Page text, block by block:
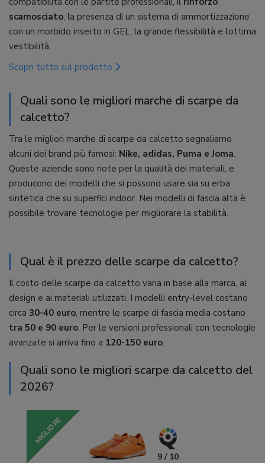
scamosciato, la presenza di un sistema di ammortizzazione
con un morbido inserto in GEL, la grande flessibilità e l’ottima
vestibilità.
Scopri tutto sul prodotto
Quali sono le migliori marche di scarpe da
calcetto?
Tra le migliori marche di scarpe da calcetto segnaliamo
alcuni dei brand più famosi: Nike, adidas, Puma e Joma.
Queste aziende sono note per la qualità dei materiali, e
producono dei modelli che si possono usare sia su erba
sintetica che su superfici indoor. Nei modelli di fascia alta è
possibile trovare tecnologie per migliorare la stabilità.
Qual è il prezzo delle scarpe da calcetto?
Il costo delle scarpe da calcetto varia in base alla marca, al
design e ai materiali utilizzati. I modelli entry-level costano
circa 30-40 euro, mentre le scarpe di fascia media costano
tra 50 e 90 euro. Per le versioni professionali con tecnologie
avanzate si arriva fino a 120-150 euro.
Quali sono le migliori scarpe da calcetto del
2026?
MIGLIORE
9 / 10